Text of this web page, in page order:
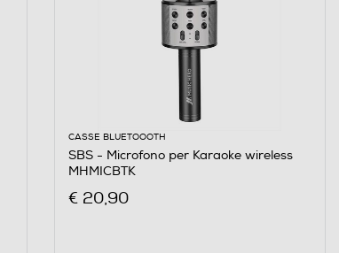
CASSE BLUETOOOTH
SBS - Microfono per Karaoke wireless
MHMICBTK
€ 20,90